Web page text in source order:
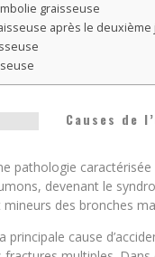
graisseuse
après le deuxième
Causes de
pathologie
devenant le
des bronches
principale cause